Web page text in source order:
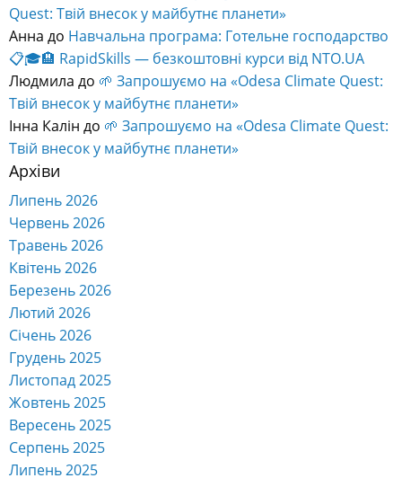
Quest: Твій внесок у майбутнє планети»
Анна до Навчальна програма: Готельне господарство
📋🎓🏨 RapidSkills — безкоштовні курси від NTO.UA
Людмила до 🌱 Запрошуємо на «Odesa Climate Quest:
Твій внесок у майбутнє планети»
Інна Калін до 🌱 Запрошуємо на «Odesa Climate Quest:
Твій внесок у майбутнє планети»
Архіви
Липень 2026
Червень 2026
Травень 2026
Квітень 2026
Березень 2026
Лютий 2026
Січень 2026
Грудень 2025
Листопад 2025
Жовтень 2025
Вересень 2025
Серпень 2025
Липень 2025